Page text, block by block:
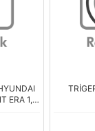
ERA 1,4